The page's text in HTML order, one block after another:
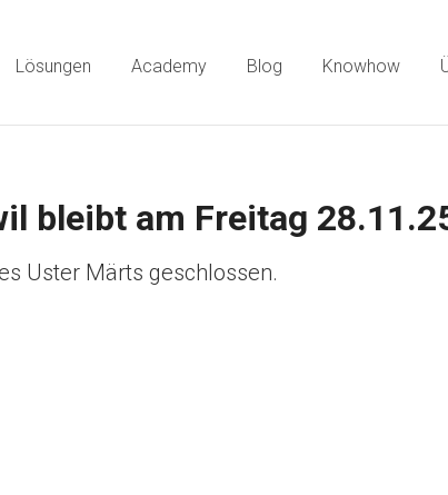
Lösungen Academy Blog Knowhow
bleibt am Freitag
Uster Märts geschlossen.